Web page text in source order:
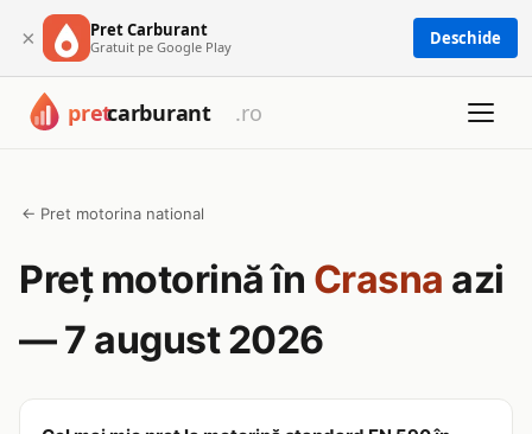
× Pret Carburant
Gratuit pe Google Play Deschide
← Pret motorina national
Preț motorină în Crasna azi
— 7 august 2026